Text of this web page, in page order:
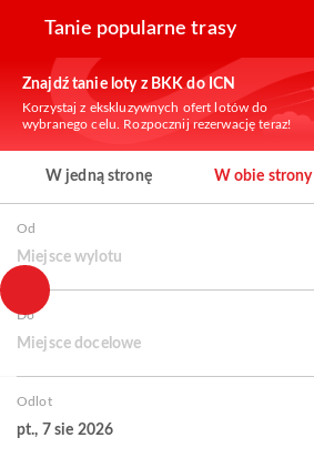
Tanie popularne trasy
Znajdź tanie loty z BKK do ICN
Korzystaj z ekskluzywnych ofert lotów do
wybranego celu. Rozpocznij rezerwację teraz!
W jedną stronę W obie strony
Od
Miejsce wylotu
Do
Miejsce docelowe
Odlot
pt., 7 sie 2026